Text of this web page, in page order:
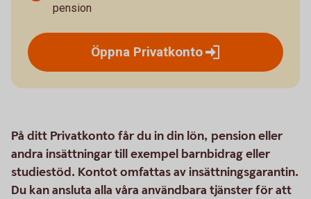
pension
Öppna Privatkonto
På ditt Privatkonto får du in din lön, pension eller
andra insättningar till exempel barnbidrag eller
studiestöd. Kontot omfattas av insättningsgarantin.
Du kan ansluta alla våra användbara tjänster för att